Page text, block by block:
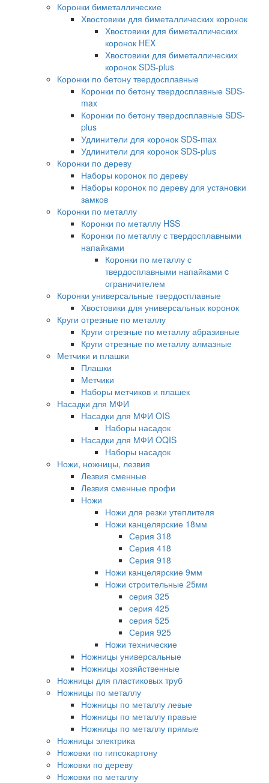
Коронки биметаллические
Хвостовики для биметаллических коронок
Хвостовики для биметаллических
коронок HEX
Хвостовики для биметаллических
коронок SDS-plus
Коронки по бетону твердосплавные
Коронки по бетону твердосплавные SDS-
max
Коронки по бетону твердосплавные SDS-
plus
Удлинители для коронок SDS-max
Удлинители для коронок SDS-plus
Коронки по дереву
Наборы коронок по дереву
Наборы коронок по дереву для установки
замков
Коронки по металлу
Коронки по металлу HSS
Коронки по металлу с твердосплавными
напайками
Коронки по металлу с
твердосплавными напайками c
ограничителем
Коронки универсальные твердосплавные
Хвостовики для универсальных коронок
Круги отрезные по металлу
Круги отрезные по металлу абразивные
Круги отрезные по металлу алмазные
Метчики и плашки
Плашки
Метчики
Наборы метчиков и плашек
Насадки для МФИ
Насадки для МФИ OIS
Наборы насадок
Насадки для МФИ OQIS
Наборы насадок
Ножи, ножницы, лезвия
Лезвия сменные
Лезвия сменные профи
Ножи
Ножи для резки утеплителя
Ножи канцелярские 18мм
Серия 318
Серия 418
Серия 918
Ножи канцелярские 9мм
Ножи строительные 25мм
серия 325
серия 425
серия 525
Серия 925
Ножи технические
Ножницы универсальные
Ножницы хозяйственные
Ножницы для пластиковых труб
Ножницы по металлу
Ножницы по металлу левые
Ножницы по металлу правые
Ножницы по металлу прямые
Ножницы электрика
Ножовки по гипсокартону
Ножовки по дереву
Ножовки по металлу